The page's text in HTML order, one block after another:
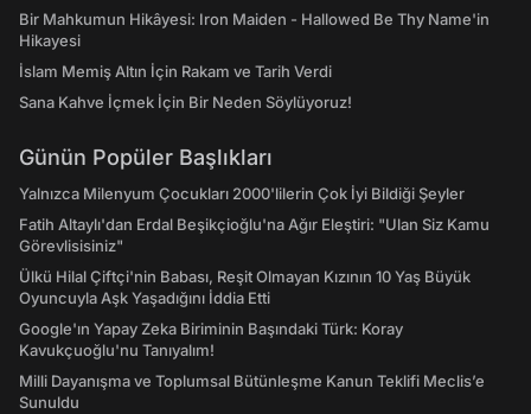
Bir Mahkumun Hikâyesi: Iron Maiden - Hallowed Be Thy Name'in
Hikayesi
İslam Memiş Altın İçin Rakam ve Tarih Verdi
Sana Kahve İçmek İçin Bir Neden Söylüyoruz!
Günün Popüler Başlıkları
Yalnızca Milenyum Çocukları 2000'lilerin Çok İyi Bildiği Şeyler
Fatih Altaylı'dan Erdal Beşikçioğlu'na Ağır Eleştiri: "Ulan Siz Kamu
Görevlisisiniz"
Ülkü Hilal Çiftçi'nin Babası, Reşit Olmayan Kızının 10 Yaş Büyük
Oyuncuyla Aşk Yaşadığını İddia Etti
Google'ın Yapay Zeka Biriminin Başındaki Türk: Koray
Kavukçuoğlu'nu Tanıyalım!
Milli Dayanışma ve Toplumsal Bütünleşme Kanun Teklifi Meclis’e
Sunuldu